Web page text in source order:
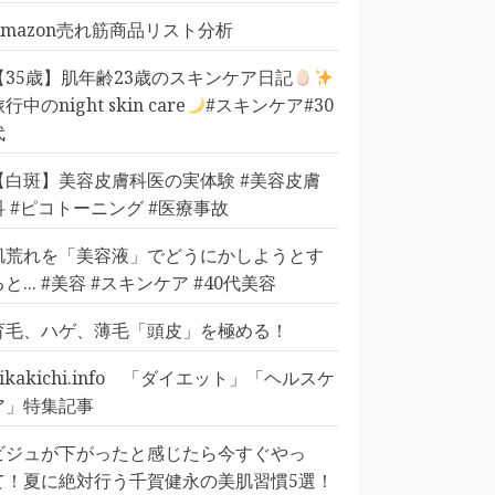
売れ筋商品リスト分析
35歳】肌年齢23歳のスキンケア日記
行中のnight skin care
#スキンケア#30
白斑】美容皮膚科医の実体験 #美容皮膚
#ピコトーニング #医療事故
荒れを「美容液」でどうにかしようとす
と... #美容 #スキンケア #40代美容
毛、ハゲ、薄毛「頭皮」を極める！
「ダイエット」「ヘルスケ
」特集記事
ジュが下がったと感じたら今すぐやっ
！夏に絶対行う千賀健永の美肌習慣5選！